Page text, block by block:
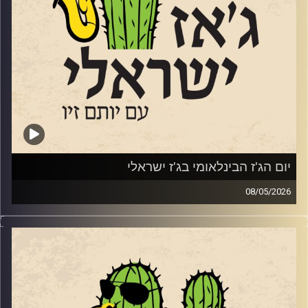
קרדיט תמונות:רותם בר-אילן
הטריו של ענת פורט
יותם זילברשטיין
שרון מנצור
ענת כהן
ניתאי הרשקוביץ
קרדיט תמונות:רותם בר-אילן
יום הג'ז הבינלאומי בג'ז ישראלי
08/05/2026
בשבוע שעבר, ב – 30.4 ציינו ברחבי העולם את יום הג'ז
הבינלאומי. כמידי שנה ביום הזה אנחנו מרשים לעצמינו לשמוע